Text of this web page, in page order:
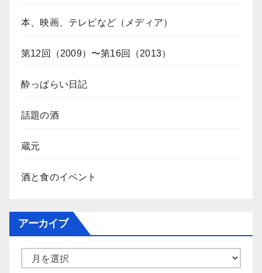
本、映画、テレビなど（メディア）
第12回（2009）〜第16回（2013）
酔っぱらい日記
話題の酒
蔵元
酒と食のイベント
アーカイブ